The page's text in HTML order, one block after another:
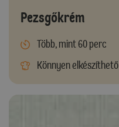
Pezsgőkrém
Több, mint 60 perc
Könnyen elkészíthető